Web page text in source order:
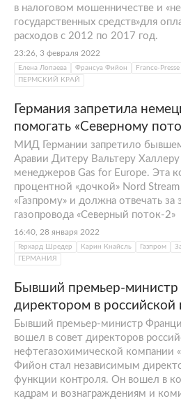
в налоговом мошенничестве и
государственных средств»для
расходов с 2012 по 2017 год.
23:26, 3 февраля 2022
Елена Лопаева Франсуа Фийон France-Presse
ПЕРМСКИЙ КРАЙ
Германия запретила
помогать «Северному
МИД Германии запретило
Аравии Дитеру Вальтеру Халлеру
менеджеров Gas for Europe. Эта
процентной «дочкой» Nord
«Газпрому» и должна отвечать за
газопровода «Северный поток-2»
16:40, 28 января 2022
Герхард Шредер Карин Кнайсль Газпром
ГЕРМАНИЯ
Бывший премьер-министр
директором в российской
Бывший премьер-министр
вошел в совет директоров
нефтегазохимической компании
Фийон стал независимым
функции контроля. Он вошел в
кадрам и вознаграждениям и